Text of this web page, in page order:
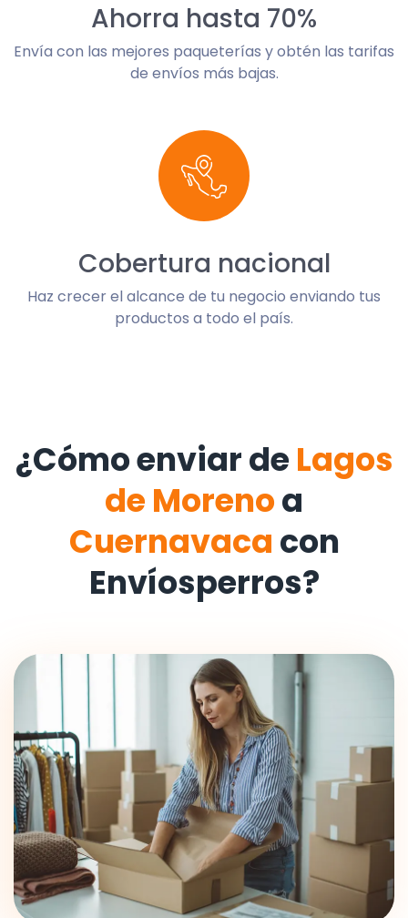
Ahorra hasta 70%
Envía con las mejores paqueterías y obtén las tarifas
de envíos más bajas.
Cobertura nacional
Haz crecer el alcance de tu negocio enviando tus
productos a todo el país.
¿Cómo enviar de Lagos
de Morenoa
Cuernavaca con
Envíosperros?